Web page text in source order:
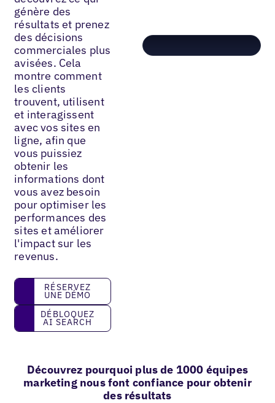
génère des
résultats et prenez
des décisions
commerciales plus
avisées. Cela
montre comment
les clients
trouvent, utilisent
et interagissent
avec vos sites en
ligne, afin que
vous puissiez
obtenir les
informations dont
vous avez besoin
pour optimiser les
performances des
sites et améliorer
l'impact sur les
revenus.
Réservez une démo
RÉSERVEZ
UNE DÉMO
Débloquez AI Search
DÉBLOQUEZ
AI SEARCH
Découvrez pourquoi plus de 1000 équipes
marketing nous font confiance pour obtenir
des résultats